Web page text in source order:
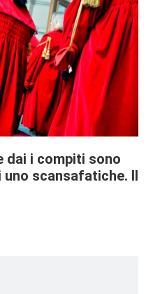
dai i compiti sono
scansafatiche. Il